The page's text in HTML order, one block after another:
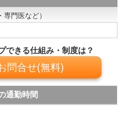
門医など）
できる仕組み・制度は？
問合せ(無料)
通勤時間